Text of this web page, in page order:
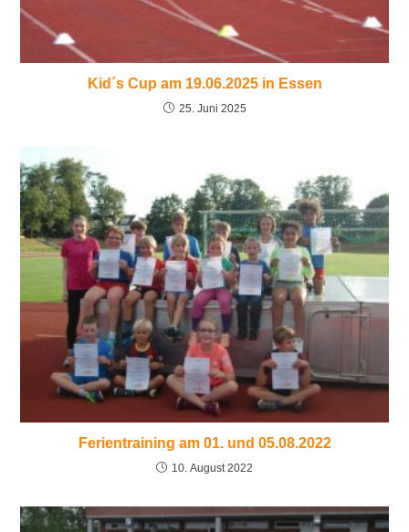
Kid´s Cup am 19.06.2025 in Essen
25. Juni 2025
Ferientraining am 01. und 05.08.2022
10. August 2022